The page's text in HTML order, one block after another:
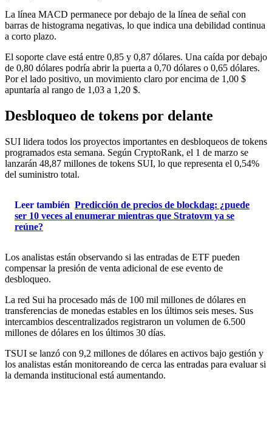
La línea MACD permanece por debajo de la línea de señal con
barras de histograma negativas, lo que indica una debilidad continua
a corto plazo.
El soporte clave está entre 0,85 y 0,87 dólares. Una caída por debajo
de 0,80 dólares podría abrir la puerta a 0,70 dólares o 0,65 dólares.
Por el lado positivo, un movimiento claro por encima de 1,00 $
apuntaría al rango de 1,03 a 1,20 $.
Desbloqueo de tokens por delante
SUI lidera todos los proyectos importantes en desbloqueos de tokens
programados esta semana. Según CryptoRank, el 1 de marzo se
lanzarán 48,87 millones de tokens SUI, lo que representa el 0,54%
del suministro total.
Leer también Predicción de precios de blockdag: ¿puede
ser 10 veces al enumerar mientras que Stratovm ya se
reúne?
Los analistas están observando si las entradas de ETF pueden
compensar la presión de venta adicional de ese evento de
desbloqueo.
La red Sui ha procesado más de 100 mil millones de dólares en
transferencias de monedas estables en los últimos seis meses. Sus
intercambios descentralizados registraron un volumen de 6.500
millones de dólares en los últimos 30 días.
TSUI se lanzó con 9,2 millones de dólares en activos bajo gestión y
los analistas están monitoreando de cerca las entradas para evaluar si
la demanda institucional está aumentando.